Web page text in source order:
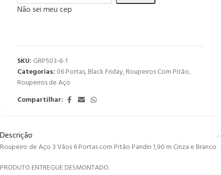
Não sei meu cep
SKU: GRP503-6-1
Categorias: 06 Portas,Black Friday,Roupeiros Com Pitão,
Roupeiros de Aço
Compartilhar:
Descrição
Roupeiro de Aço 3 Vãos 6 Portas com Pitão Pandin 1,90 m Cinza e Branco
PRODUTO ENTREGUE DESMONTADO.